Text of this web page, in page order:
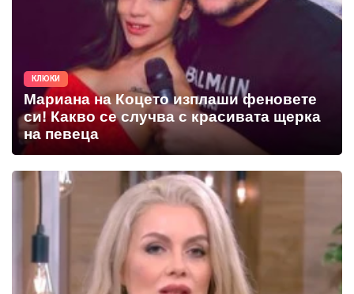
КЛЮКИ
Мариана на Коцето изплаши феновете
си! Какво се случва с красивата щерка
на певеца